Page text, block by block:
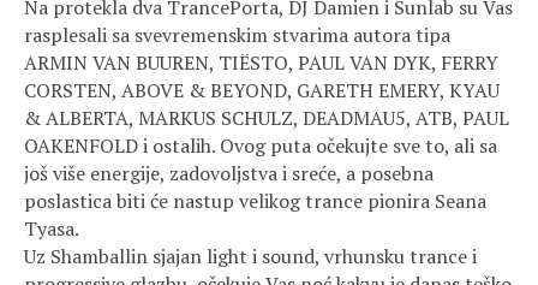
Na protekla dva TrancePorta, DJ Damien i Sunlab su Vas
rasplesali sa svevremenskim stvarima autora tipa
ARMIN VAN BUUREN, TIËSTO, PAUL VAN DYK, FERRY
CORSTEN, ABOVE & BEYOND, GARETH EMERY, KYAU
& ALBERTA, MARKUS SCHULZ, DEADMAU5, ATB, PAUL
OAKENFOLD i ostalih. Ovog puta očekujte sve to, ali sa
još više energije, zadovoljstva i sreće, a posebna
poslastica biti će nastup velikog trance pionira Seana
Tyasa.
Uz Shamballin sjajan light i sound, vrhunsku trance i